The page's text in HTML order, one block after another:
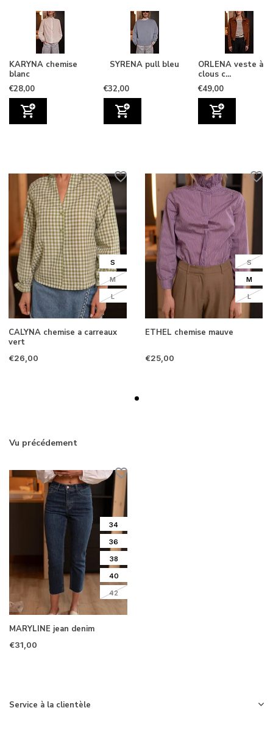
KARYNA chemise
blanc
€28,00
SYRENA pull bleu
€32,00
ORLENA veste à
clous c...
€49,00
S
M
L
CALYNA chemise a carreaux
vert
€26,00
S
M
L
ETHEL chemise mauve
€25,00
Vu précédement
34
36
38
40
42
MARYLINE jean denim
€31,00
Service à la clientèle